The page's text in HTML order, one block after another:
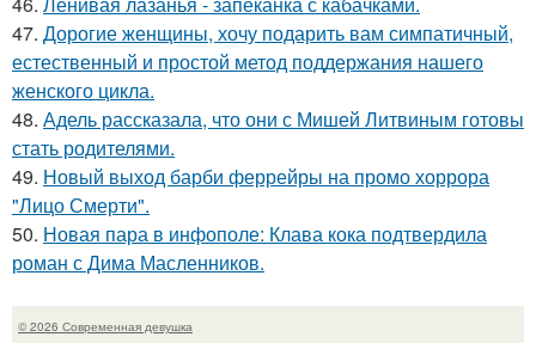
47. Дорогие женщины, хочу подарить вам симпатичный,
естественный и простой метод поддержания нашего
женского цикла.
48. Адель рассказала, что они с Мишей Литвиным готовы
стать родителями.
49. Новый выход барби феррейры на промо хоррора
"Лицо Смерти".
50. Новая пара в инфополе: Клава кока подтвердила
роман с Дима Масленников.
© 2026 Современная девушка